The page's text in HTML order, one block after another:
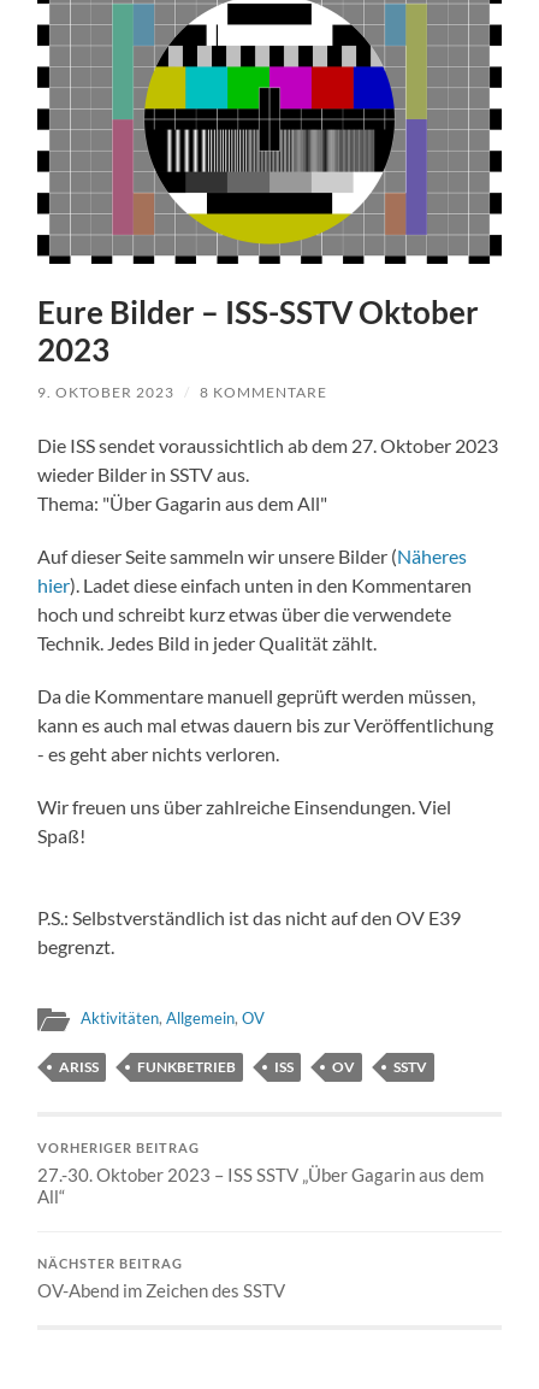
Eure Bilder – ISS-SSTV Oktober
2023
9. OKTOBER 2023 / 8 KOMMENTARE
Die ISS sendet voraussichtlich ab dem 27. Oktober 2023
wieder Bilder in SSTV aus.
Thema: "Über Gagarin aus dem All"
Auf dieser Seite sammeln wir unsere Bilder (Näheres
hier). Ladet diese einfach unten in den Kommentaren
hoch und schreibt kurz etwas über die verwendete
Technik. Jedes Bild in jeder Qualität zählt.
Da die Kommentare manuell geprüft werden müssen,
kann es auch mal etwas dauern bis zur Veröffentlichung
- es geht aber nichts verloren.
Wir freuen uns über zahlreiche Einsendungen. Viel
Spaß!
P.S.: Selbstverständlich ist das nicht auf den OV E39
begrenzt.
Aktivitäten,Allgemein,OV
ARISS FUNKBETRIEB ISS OV SSTV
VORHERIGER BEITRAG
27.-30. Oktober 2023 – ISS SSTV „Über Gagarin aus dem
All“
NÄCHSTER BEITRAG
OV-Abend im Zeichen des SSTV